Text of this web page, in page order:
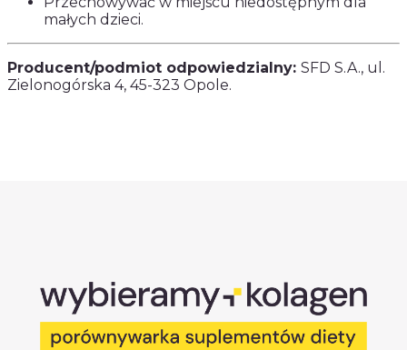
małych dzieci.
Producent/podmiot odpowiedzialny: SFD S.A., ul.
Zielonogórska 4, 45-323 Opole.